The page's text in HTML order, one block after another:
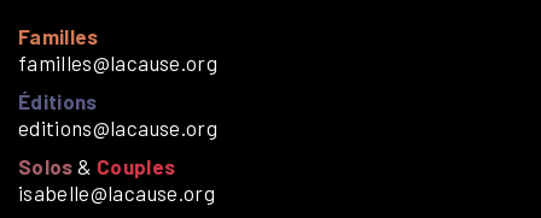
Familles
familles@lacause.org
Éditions
editions@lacause.org
Solos & Couples
isabelle@lacause.org